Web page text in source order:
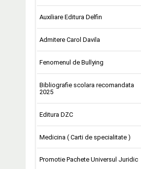
Auxiliare Editura Delfin
Admitere Carol Davila
Fenomenul de Bullying
Bibliografie scolara recomandata
2025
Editura DZC
Medicina ( Carti de specialitate )
Promotie Pachete Universul Juridic